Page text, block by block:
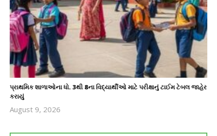
પ્રાથમિક શાળાઓના ધો. 3થી 8ના વિદ્યાર્થીઓ માટે પરીક્ષાનું ટાઈમ ટેબલ જાહેર
કરાયું
August 9, 2026